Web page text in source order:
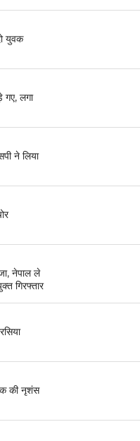
युवक
गए, लगा
ने लिया
नेपाल ले
गिरफ्तार
की नृशंस